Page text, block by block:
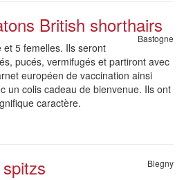
British shorthairs
Bastogne
et 5 femelles. Ils seront
pucés, vermifugés et partiront avec
européen de vaccination ainsi
un colis cadeau de bienvenue. Ils ont
caractère.
Blegny